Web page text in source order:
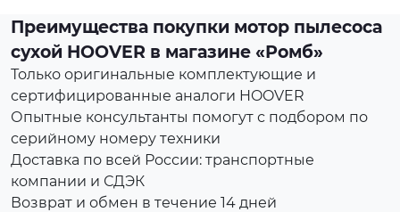
Преимущества покупки мотор пылесоса
сухой HOOVER в магазине «Ромб»
Только оригинальные комплектующие и
сертифицированные аналоги HOOVER
Опытные консультанты помогут с подбором по
серийному номеру техники
Доставка по всей России: транспортные
компании и СДЭК
Возврат и обмен в течение 14 дней